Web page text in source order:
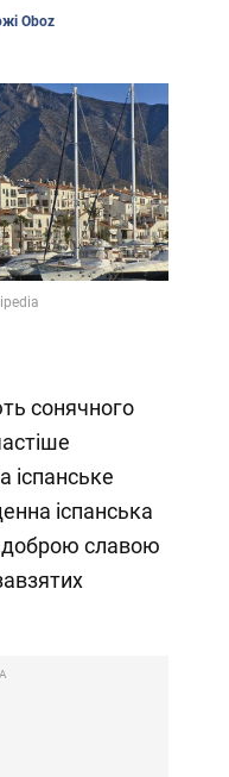
Oboz
сонячного
іспанське
іспанська
доброю славою